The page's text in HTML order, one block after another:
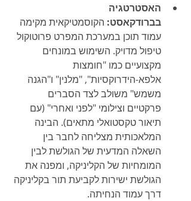
האסטרטגיה
בברודקאסט: הקוסמטיקאית מקימה
עמוד תוכן במערכת המפרט פרוטוקול
טיפול מדויק. השימוש במונחים
מקצועיים כמו "חומצות
אלפא-הידרוקסיות", "מלנין" ו"הגנה
משמש" משולב לצד הסברים
פרקטיים וצילומי "לפני ואחרי" (עם
תיאור טקסטואלי מתאים). הבינה
המלאכותית מצליחה לחבר בין
השאלה המדעית של הגולשת לבין
המומחיות של הקליניקה, ומפנה את
הגולשת ישירות לקביעת תור בקליניקה
דרך עמוד הנחיתה.